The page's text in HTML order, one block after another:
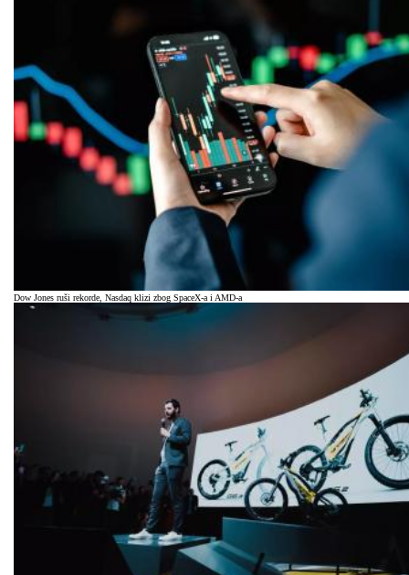
Dow Jones ruši rekorde, Nasdaq klizi zbog SpaceX-a i AMD-a